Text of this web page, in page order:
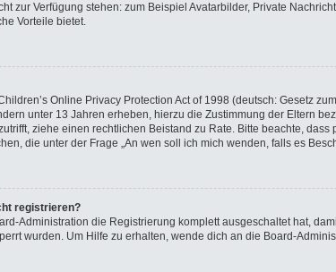
zur Verfügung stehen: zum Beispiel Avatarbilder, Private
Vorteile bietet.
Online Privacy Protection Act of 1998 (deutsch: Gesetz
unter 13 Jahren erheben, hierzu die Zustimmung der Eltern
ziehe einen rechtlichen Beistand zu Rate. Bitte beachte,
die unter der Frage „An wen soll ich mich wenden, falls es
registrieren?
Administration die Registrierung komplett ausgeschaltet hat,
wurden. Um Hilfe zu erhalten, wende dich an die Board-